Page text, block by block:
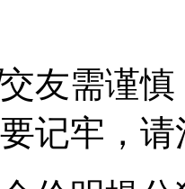
交友需谨
记牢，